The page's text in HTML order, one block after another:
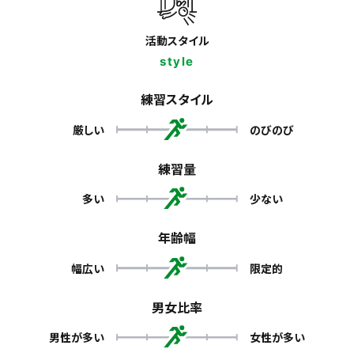
活動スタイル
style
練習スタイル
厳しい のびのび
練習量
多い 少ない
年齢幅
幅広い 限定的
男女比率
男性が多い 女性が多い